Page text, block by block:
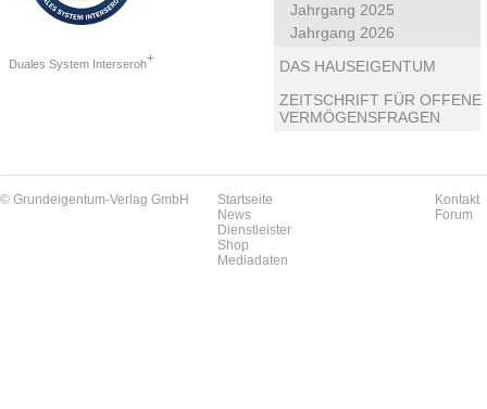
Duales System Interseroh+
Jahrgang 2025
Jahrgang 2026
DAS HAUSEIGENTUM
ZEITSCHRIFT FÜR OFFENE
VERMÖGENSFRAGEN
© Grundeigentum-Verlag GmbH
Startseite
News
Dienstleister
Shop
Mediadaten
Kontakt
Forum